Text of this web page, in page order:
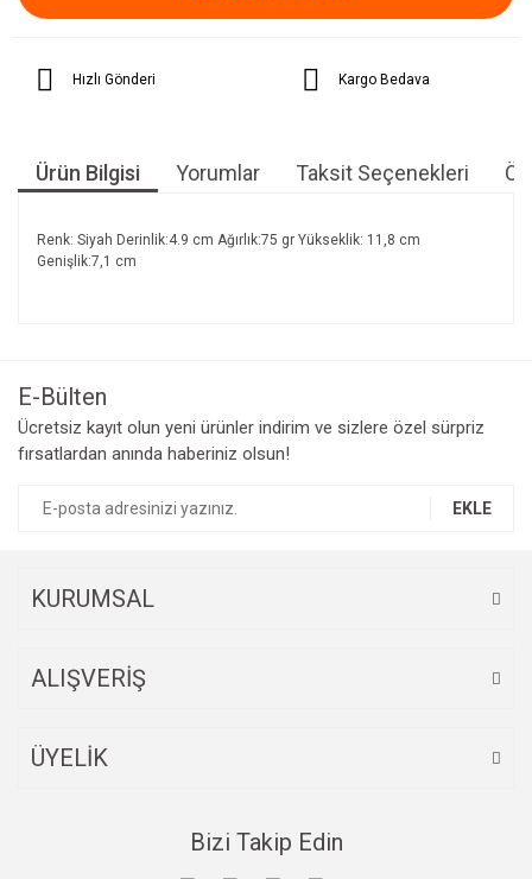
Hızlı Gönderi Kargo Bedava
Ürün Bilgisi Yorumlar Taksit Seçenekleri
Renk: Siyah Derinlik:4.9 cm Ağırlık:75 gr Yükseklik: 11,8 cm
Genişlik:7,1 cm
Ürün resmi kalitesiz, bozuk veya görüntülenemiyor.
Ürün açıklamasında eksik bilgiler bulunuyor.
E-Bülten
Ücretsiz kayıt olun yeni ürünler indirim ve sizlere özel sürpriz
fırsatlardan anında haberiniz olsun!
EKLE
KURUMSAL
ALIŞVERİŞ
ÜYELİK
Bizi Takip Edin